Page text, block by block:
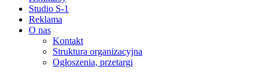
Studio S-1
Reklama
O nas
Kontakt
Struktura organizacyjna
Ogłoszenia, przetargi